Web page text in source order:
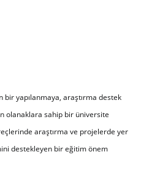
yapılanmaya, araştırma destek
olanaklara sahip bir üniversite
araştırma ve projelerde yer
destekleyen bir eğitim önem